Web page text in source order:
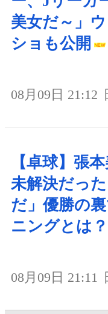
美女だ～」
ショも公開
08月09日 21:12
【卓球】張
未解決だっ
だ」優勝の
ニングとは？
08月09日 21:11